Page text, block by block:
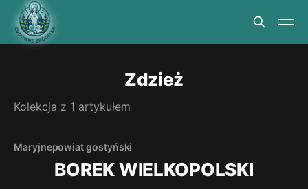
Zdzież
Kolekcja z 1 artykułem
Maryjnepowiat gostyński
BOREK WIELKOPOLSKI